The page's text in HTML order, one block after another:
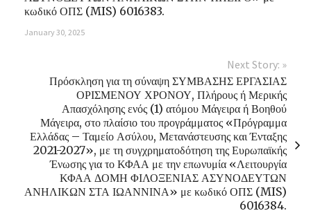
κωδικό ΟΠΣ (MIS) 6016383.
January 30, 2025
Next Story: »
Πρόσκληση για τη σύναψη ΣΥΜΒΑΣΗΣ ΕΡΓΑΣΙΑΣ
ΟΡΙΣΜΕΝΟΥ ΧΡΟΝΟΥ, Πλήρους ή Μερικής
Απασχόλησης ενός (1) ατόμου Μάγειρα ή Βοηθού
Μάγειρα, στο πλαίσιο του προγράμματος «Πρόγραμμα
Ελλάδας – Ταμείο Ασύλου, Μετανάστευσης και Ένταξης
2021-2027», με τη συγχρηματοδότηση της Ευρωπαϊκής
Ένωσης για το ΚΦΑΑ με την επωνυμία «Λειτουργία
ΚΦΑΑ ΔΟΜΗ ΦΙΛΟΞΕΝΙΑΣ ΑΣΥΝΟΔΕΥΤΩΝ
ΑΝΗΛΙΚΩΝ ΣΤΑ ΙΩΑΝΝΙΝΑ» με κωδικό ΟΠΣ (MIS)
6016384.